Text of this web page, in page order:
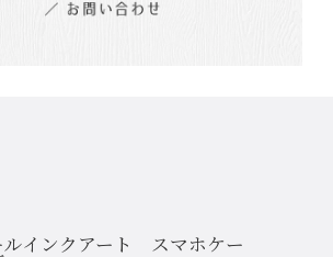
ルインクアート スマホケー